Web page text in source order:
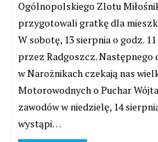
Ogólnopolskiego Zlotu
przygotowali gratkę dla
W sobotę, 13 sierpnia o godz.
przez Radgoszcz. Następnego
w Narożnikach czekają nas
Motorowodnych o Puchar
zawodów w niedzielę, 14
wystąpi…